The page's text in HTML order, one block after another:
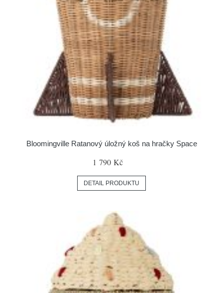
Bloomingville Ratanový úložný koš na hračky Space
1 790 Kč
DETAIL PRODUKTU